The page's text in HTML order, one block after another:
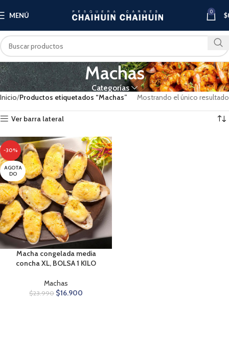
MENÚ 0 $
Machas
Categorías
Inicio Productos etiquetados “Machas” Mostrando el único resultado
Ver barra lateral
-30%
AGOTA
DO
Macha congelada media
concha XL, BOLSA 1 KILO
Machas
$23.990 $16.900